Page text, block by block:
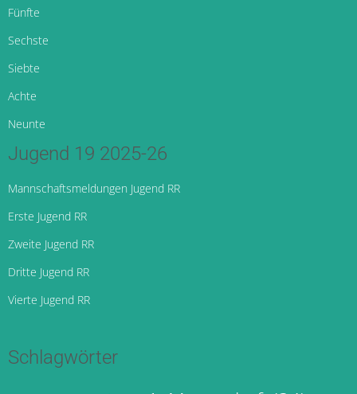
Fünfte
Sechste
Siebte
Achte
Neunte
Jugend 19 2025-26
Mannschaftsmeldungen Jugend RR
Erste Jugend RR
Zweite Jugend RR
Dritte Jugend RR
Vierte Jugend RR
Schlagwörter